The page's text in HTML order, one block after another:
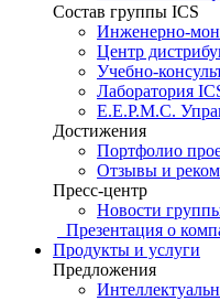
Состав группы ICS
Инженерно-
Центр
Учебно-
Лаборатория
E.E.P.M.C.
Достижения
Портфолио
Отзывы и
Пресс-центр
Новости
Презентация о
Продукты и услуги
Предложения